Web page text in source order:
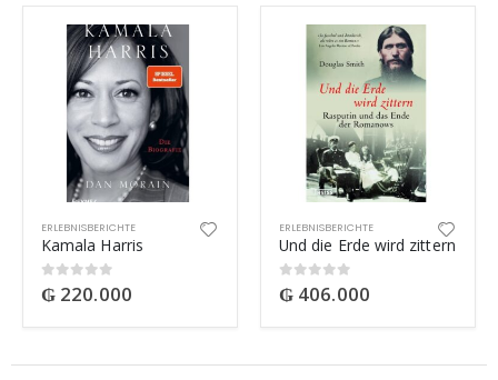
ERLEBNISBERICHTE
Kamala Harris
0out of 5
₲ 220.000
ERLEBNISBERICHTE
Und die Erde wird zittern
0out of 5
₲ 406.000